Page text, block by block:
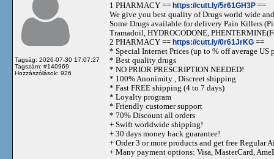
Tagság: 2026-07-30 17:07:27
Tagszám: #140969
Hozzászólások: 926
1 PHARMACY == https://cutt.ly/5r61GH3P ==
We give you best quality of Drugs world wide
Some Drugs available for delivery Pain Killers
Tramadoil, HYDROCODONE,
2 PHARMACY == https://cutt.ly/0r61JrKG ==
* Special Internet Prices (up to % off average US
* Best quality drugs
* NO PRIOR PRESCRIPTION NEEDED!
* 100% Anonimity , Discreet shipping
* Fast FREE shipping (4 to 7 days)
* Loyalty program
* Friendly customer support
* 70% Discount all orders
+ Swift worldwide shipping!
+ 30 days money back guarantee!
+ Order 3 or more products and get free Regular
+ Many payment options: Visa, MasterCard,